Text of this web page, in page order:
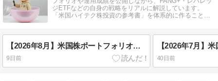
ジETFなどの自身の戦略をリアルに解説しています。
「米国ハイテク株投資の参考書」を体系的に作ることを
【2026年8月】米国株ポートフォリオ公開｜8～9月は夏枯れ相場？今は買い時か売り時か
9日前 40日前